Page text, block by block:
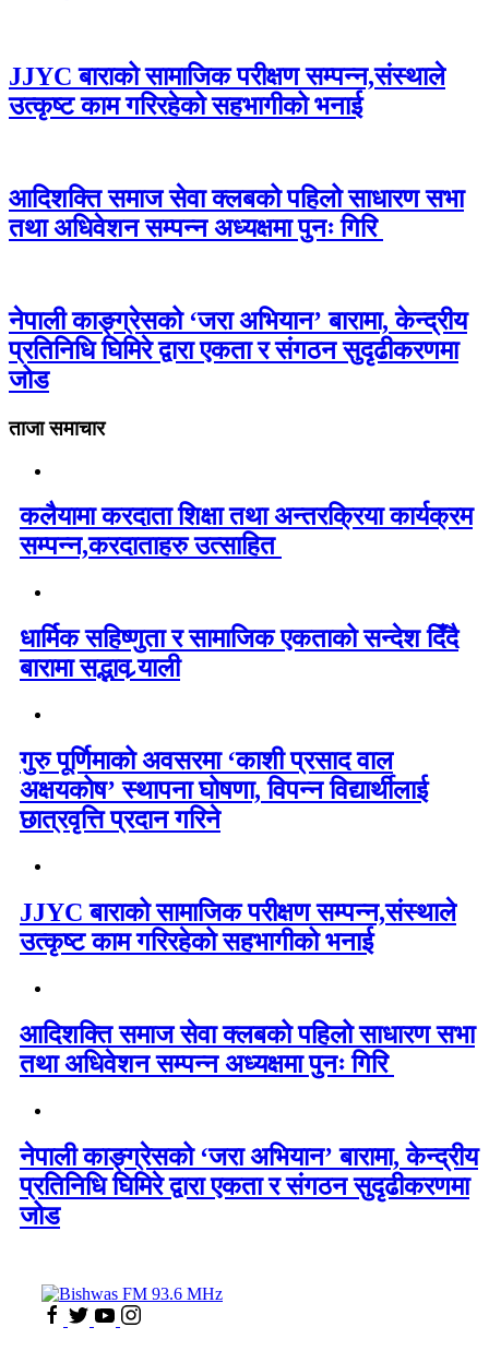
JJYC बाराको सामाजिक परीक्षण सम्पन्न,संस्थाले
उत्कृष्ट काम गरिरहेको सहभागीको भनाई
आदिशक्ति समाज सेवा क्लबको पहिलो साधारण सभा
तथा अधिवेशन सम्पन्न अध्यक्षमा पुनः गिरि
नेपाली काङ्ग्रेसको ‘जरा अभियान’ बारामा, केन्द्रीय
प्रतिनिधि घिमिरे द्वारा एकता र संगठन सुदृढीकरणमा
जोड
ताजा समाचार
कलैयामा करदाता शिक्षा तथा अन्तरक्रिया कार्यक्रम
सम्पन्न,करदाताहरु उत्साहित
धार्मिक सहिष्णुता र सामाजिक एकताको सन्देश दिँदै
बारामा सद्भाव र्‍याली
गुरु पूर्णिमाको अवसरमा ‘काशी प्रसाद वाल
अक्षयकोष’ स्थापना घोषणा, विपन्न विद्यार्थीलाई
छात्रवृत्ति प्रदान गरिने
JJYC बाराको सामाजिक परीक्षण सम्पन्न,संस्थाले
उत्कृष्ट काम गरिरहेको सहभागीको भनाई
आदिशक्ति समाज सेवा क्लबको पहिलो साधारण सभा
तथा अधिवेशन सम्पन्न अध्यक्षमा पुनः गिरि
नेपाली काङ्ग्रेसको ‘जरा अभियान’ बारामा, केन्द्रीय
प्रतिनिधि घिमिरे द्वारा एकता र संगठन सुदृढीकरणमा
जोड